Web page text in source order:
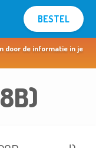
BESTEL
apothekers & artsen >
door de informatie in je